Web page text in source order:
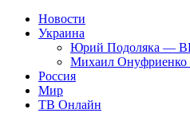
Новости
Украина
Юрий Подоляка —
Михаил
Россия
Мир
ТВ Онлайн